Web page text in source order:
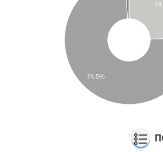
74.5%